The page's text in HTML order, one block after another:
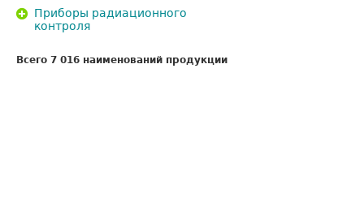
Приборы радиационного
контроля
Всего 7 016 наименований продукции